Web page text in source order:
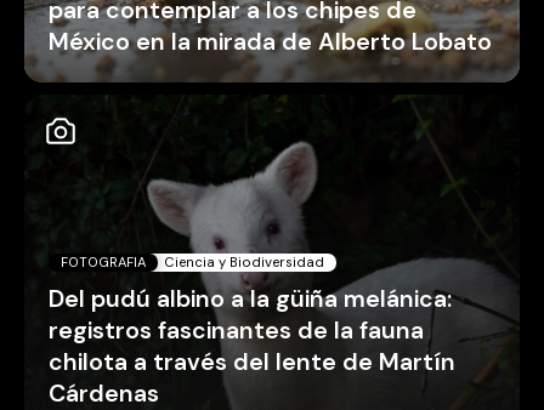
para contemplar a los chipes de
México en la mirada de Alberto Lobato
FOTOGRAFIA Ciencia y Biodiversidad
Del pudú albino a la güiña melánica:
registros fascinantes de la fauna
chilota a través del lente de Martín
Cárdenas